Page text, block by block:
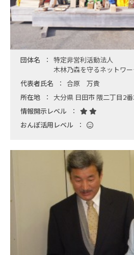
団体名
特定非営利活動法人
木林乃森を守るネットワ
代表者氏名
合原 万貴
所在地
大分県 日田市 隈二丁目2
情報開示レベル
おんぽ活用レベル